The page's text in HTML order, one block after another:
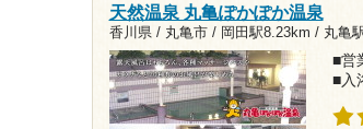
天然温泉 丸亀ぽかぽか温泉
香川県 / 丸亀市 / 岡田駅8.23km / 丸亀
■営
■入